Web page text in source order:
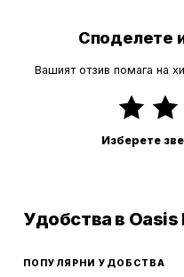
Споделете
Вашият отзив помага на
Изберете
Удобства в Oasis
ПОПУЛЯРНИ УДОБСТВА